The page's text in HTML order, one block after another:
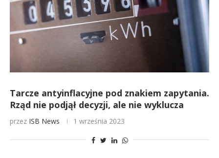
Tarcze antyinflacyjne pod znakiem zapytania.
Rząd nie podjął decyzji, ale nie wyklucza
przez ISB News 1 września 2023